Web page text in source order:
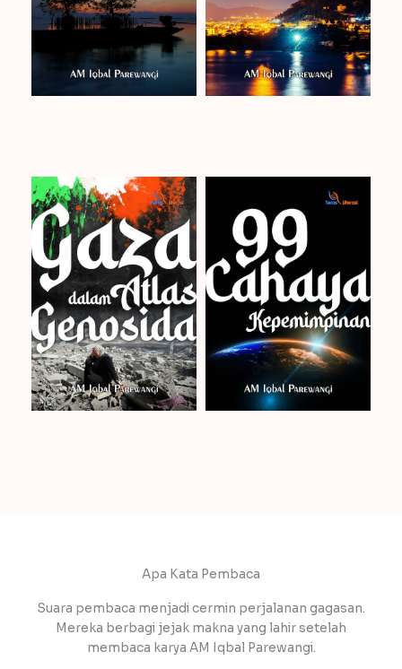
Apa Kata Pembaca
Suara pembaca menjadi cermin perjalanan gagasan.
Mereka berbagi jejak makna yang lahir setelah
membaca karya AM Iqbal Parewangi.